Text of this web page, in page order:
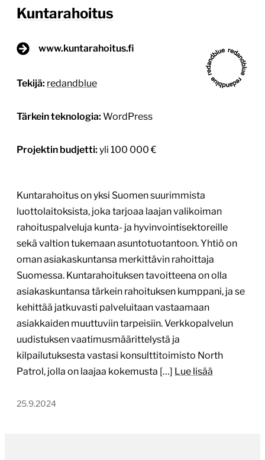
Kuntarahoitus
www.kuntarahoitus.fi
Tekijä: redandblue
Tärkein teknologia: WordPress
Projektin budjetti: yli 100 000 €
Kuntarahoitus on yksi Suomen suurimmista
luottolaitoksista, joka tarjoaa laajan valikoiman
rahoituspalveluja kunta- ja hyvinvointisektoreille
sekä valtion tukemaan asuntotuotantoon. Yhtiö on
oman asiakaskuntansa merkittävin rahoittaja
Suomessa. Kuntarahoituksen tavoitteena on olla
asiakaskuntansa tärkein rahoituksen kumppani, ja se
kehittää jatkuvasti palveluitaan vastaamaan
asiakkaiden muuttuviin tarpeisiin. Verkkopalvelun
uudistuksen vaatimusmäärittelystä ja
kilpailutuksesta vastasi konsulttitoimisto North
Patrol, jolla on laajaa kokemusta […] Lue lisää
25.9.2024